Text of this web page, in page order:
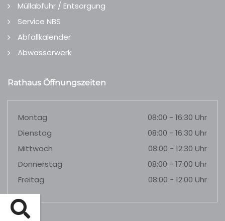
Müllabfuhr / Entsorgung
Service NBS
Abfallkalender
Abwasserwerk
Rathaus Öffnungszeiten
Montag
08:00 - 16:30 Uhr
Dienstag
08:00 - 16:30 Uhr
Mittwoch
08:00 - 12:30 Uhr
Donnerstag
08:00 - 17:00 Uhr
Freitag
08:00 - 12:00 Uhr